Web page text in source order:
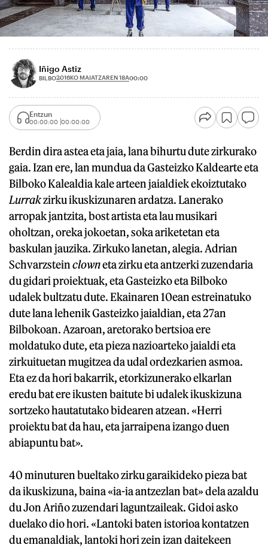
Iñigo Astiz
BILBO2016KO MAIATZAREN 18A00:00
Entzun
00:00:00 00:00:00
Berdin dira astea eta jaia, lana bihurtu dute zirkurako
gaia. Izan ere, lan mundua da Gasteizko Kaldearte eta
Bilboko Kalealdia kale arteen jaialdiek ekoiztutako
Lurrakzirku ikuskizunaren ardatza. Lanerako
arropak jantzita, bost artista eta lau musikari
oholtzan, oreka jokoetan, soka ariketetan eta
baskulan jauzika. Zirkuko lanetan, alegia. Adrian
Schvarzsteinclowneta zirku eta antzerki zuzendaria
du gidari proiektuak, eta Gasteizko eta Bilboko
udalek bultzatu dute. Ekainaren 10ean estreinatuko
dute lana lehenik Gasteizko jaialdian, eta 27an
Bilbokoan. Azaroan, aretorako bertsioa ere
moldatuko dute, eta pieza nazioarteko jaialdi eta
zirkuituetan mugitzea da udal ordezkarien asmoa.
Eta ez da hori bakarrik, etorkizunerako elkarlan
eredu bat ere ikusten baitute bi udalek ikuskizuna
sortzeko hautatutako bidearen atzean. «Herri
proiektu bat da hau, eta jarraipena izango duen
abiapuntu bat».
40 minuturen bueltako zirku garaikideko pieza bat
da ikuskizuna, baina «ia-ia antzezlan bat» dela azaldu
du Jon Ariño zuzendari laguntzaileak. Gidoi asko
duelako dio hori. «Lantoki baten istorioa kontatzen
du emanaldiak, lantoki hori zein izan daitekeen